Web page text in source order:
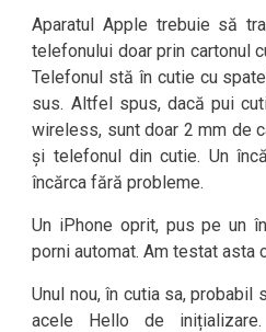
Aparatul Apple trebuie să
telefonului doar prin cartonul
Telefonul stă în cutie cu
sus. Altfel spus, dacă pui
wireless, sunt doar 2 mm de
și telefonul din cutie. Un
încărca fără probleme.
Un iPhone oprit, pus pe un
porni automat. Am testat asta
Unul nou, în cutia sa, probabil
acele Hello de